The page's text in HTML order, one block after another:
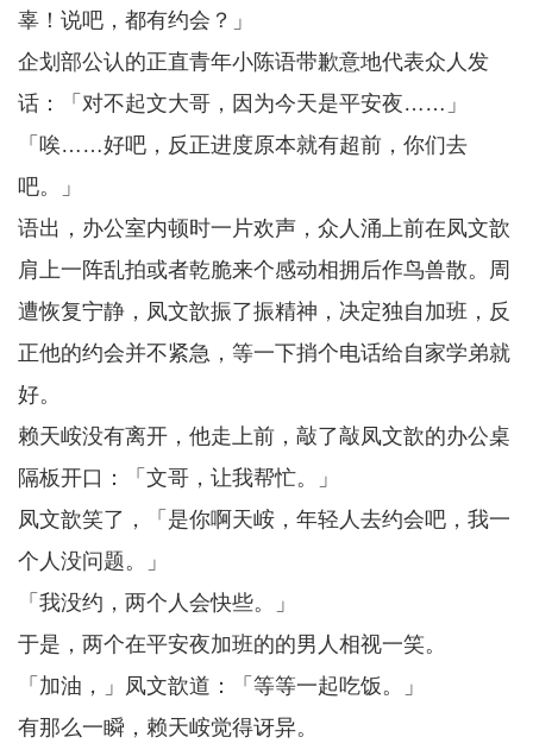
辜！说吧，都有约会？」
企划部公认的正直青年小陈语带歉意地代表众人发
话：「对不起文大哥，因为今天是平安夜……」
「唉……好吧，反正进度原本就有超前，你们去
吧。」
语出，办公室内顿时一片欢声，众人涌上前在凤文歆
肩上一阵乱拍或者乾脆来个感动相拥后作鸟兽散。周
遭恢复宁静，凤文歆振了振精神，决定独自加班，反
正他的约会并不紧急，等一下捎个电话给自家学弟就
好。
赖天峖没有离开，他走上前，敲了敲凤文歆的办公桌
隔板开口：「文哥，让我帮忙。」
凤文歆笑了，「是你啊天峖，年轻人去约会吧，我一
个人没问题。」
「我没约，两个人会快些。」
于是，两个在平安夜加班的的男人相视一笑。
「加油，」凤文歆道：「等等一起吃饭。」
有那么一瞬，赖天峖觉得讶异。